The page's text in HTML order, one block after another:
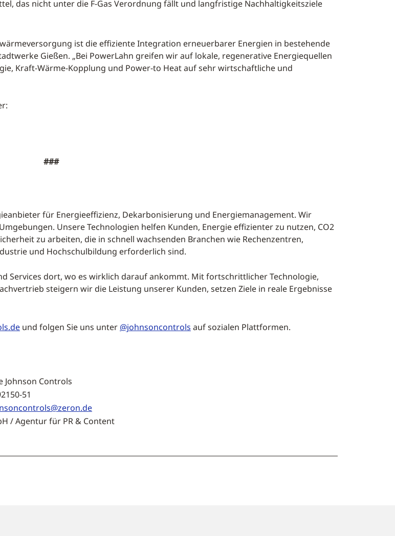
das nicht unter die F-Gas Verordnung fällt und langfristige Nachhaltigkeitsziele
ist die effiziente Integration erneuerbarer Energien in bestehende
Gießen. „Bei PowerLahn greifen wir auf lokale, regenerative Energiequellen
Kraft-Wärme-Kopplung und Power-to Heat auf sehr wirtschaftliche und
###
für Energieeffizienz, Dekarbonisierung und Energiemanagement. Wir
Unsere Technologien helfen Kunden, Energie effizienter zu nutzen, CO2
zu arbeiten, die in schnell wachsenden Branchen wie Rechenzentren,
und Hochschulbildung erforderlich sind.
Services dort, wo es wirklich darauf ankommt. Mit fortschrittlicher Technologie,
steigern wir die Leistung unserer Kunden, setzen Ziele in reale Ergebnisse
und folgen Sie uns unter @johnsoncontrols auf sozialen Plattformen.
Johnson Controls
51
für PR & Content